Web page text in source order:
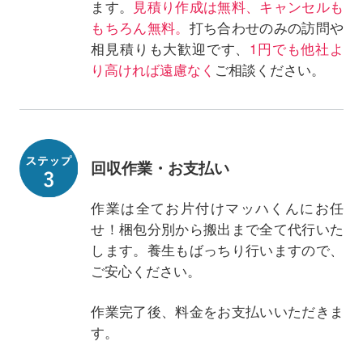
ます。 見積り作成は無料、キャンセルも
もちろん無料。 打ち合わせのみの訪問や
相見積りも大歓迎です、 1円でも他社よ
り高ければ遠慮なく ご相談ください。
回収作業・お支払い
作業は全てお片付けマッハくんにお任
せ！梱包分別から搬出まで全て代行いた
します。養生もばっちり行いますので、
ご安心ください。
作業完了後、料金をお支払いいただきま
す。